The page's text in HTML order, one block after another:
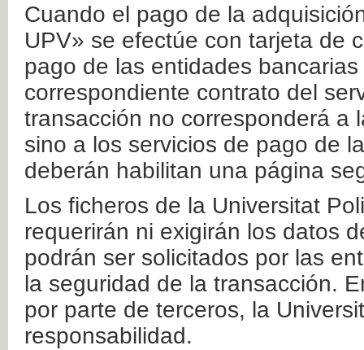
Cuando el pago de la
UPV» se efectúe con tarjeta de
pago de las entidades
correspondiente contrato del
transacción no corresponderá a
sino a los servicios de pago de
deberán habilitan una página
Los ficheros de la Universitat
requerirán ni exigirán los datos
podrán ser solicitados por las
la seguridad de la transacción.
por parte de terceros, la
responsabilidad.